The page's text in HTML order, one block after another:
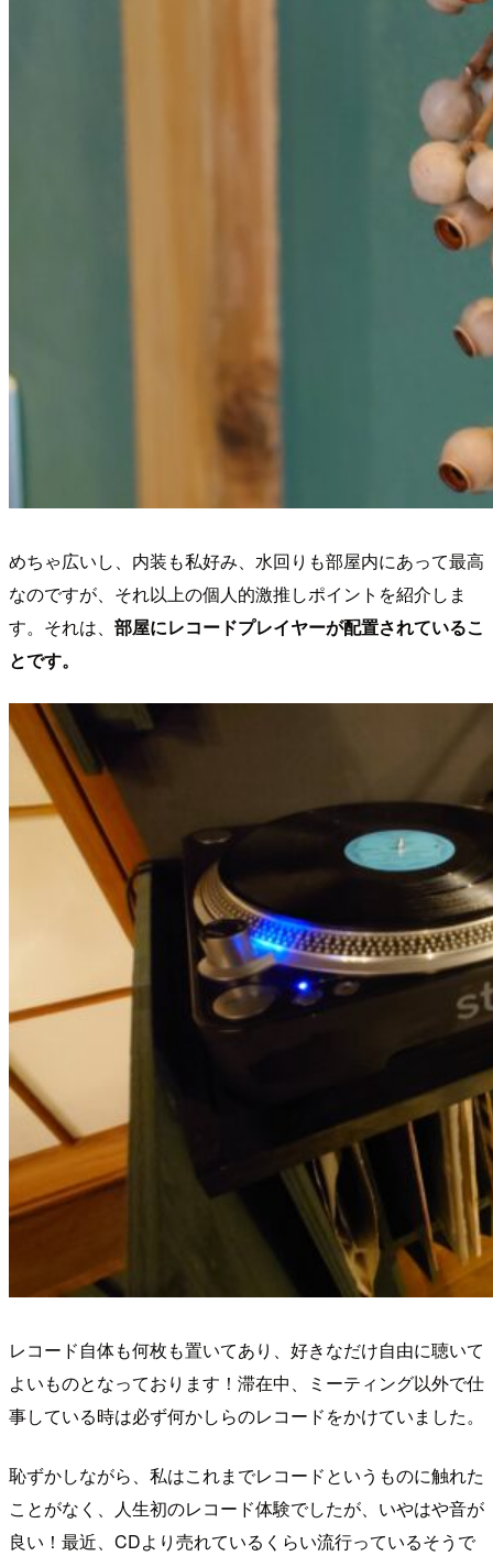
めちゃ広いし、内装も私好み、水回りも部屋内にあって最高
なのですが、それ以上の個人的激推しポイントを紹介しま
す。それは、 部屋にレコードプレイヤーが配置されているこ
とです。
レコード自体も何枚も置いてあり、好きなだけ自由に聴いて
よいものとなっております！滞在中、ミーティング以外で仕
事している時は必ず何かしらのレコードをかけていました。
恥ずかしながら、私はこれまでレコードというものに触れた
ことがなく、人生初のレコード体験でしたが、いやはや音が
良い！最近、CDより売れているくらい流行っているそうで